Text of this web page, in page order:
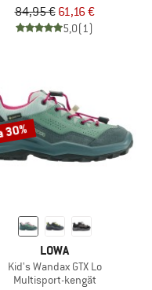
84,95 € 61,16 €
5,0(1)
30%
LOWA
Kid's Wandax GTX Lo
Multisport-kengät